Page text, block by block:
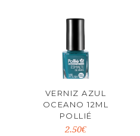
VERNIZ AZUL
OCEANO 12ML
POLLIÉ
2.50€